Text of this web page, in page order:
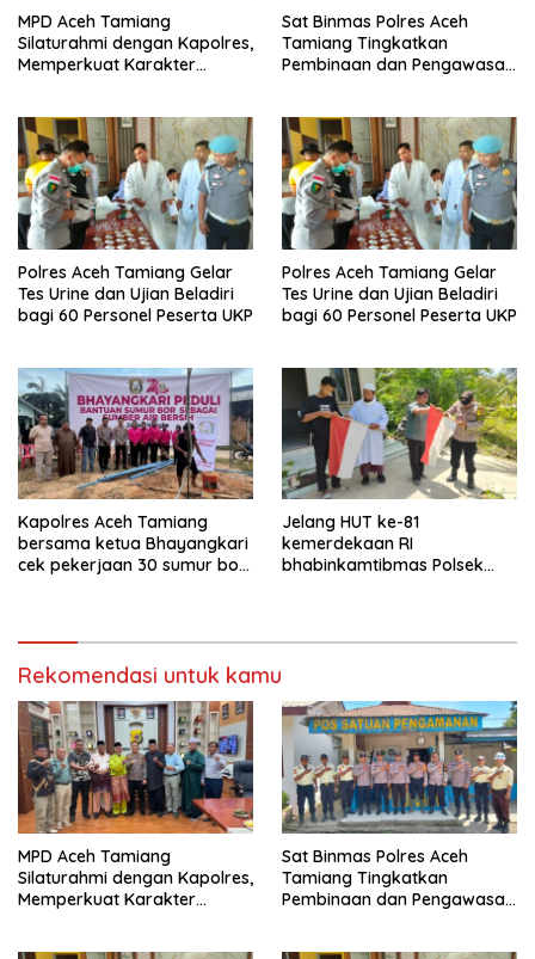
MPD Aceh Tamiang
Silaturahmi dengan Kapolres,
Memperkuat Karakter
Sat Binmas Polres Aceh
Tamiang Tingkatkan
Pembinaan dan Pengawasan
Polres Aceh Tamiang Gelar
Tes Urine dan Ujian Beladiri
bagi 60 Personel Peserta UKP
Polres Aceh Tamiang Gelar
Tes Urine dan Ujian Beladiri
bagi 60 Personel Peserta UKP
Kapolres Aceh Tamiang
bersama ketua Bhayangkari
cek pekerjaan 30 sumur bor
Jelang HUT ke-81
kemerdekaan RI
bhabinkamtibmas Polsek
Rekomendasi untuk kamu
MPD Aceh Tamiang
Silaturahmi dengan Kapolres,
Memperkuat Karakter
Sat Binmas Polres Aceh
Tamiang Tingkatkan
Pembinaan dan Pengawasan